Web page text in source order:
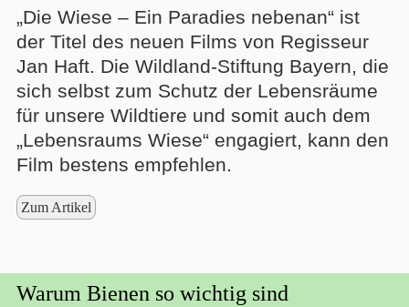
„Die Wiese – Ein Paradies nebenan“ ist
der Titel des neuen Films von Regisseur
Jan Haft. Die Wildland-Stiftung Bayern, die
sich selbst zum Schutz der Lebensräume
für unsere Wildtiere und somit auch dem
„Lebensraums Wiese“ engagiert, kann den
Film bestens empfehlen.
Zum Artikel
Warum Bienen so wichtig sind